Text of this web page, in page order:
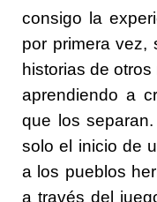
consigo la
por primera vez,
historias de
aprendiendo a
que los
solo el inicio de
a los pueblos
a través del